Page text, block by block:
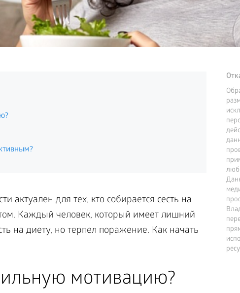
актуален для тех, кто собирается сесть на
Каждый человек, который имеет лишний
на диету, но терпел поражение. Как начать
мотивацию?